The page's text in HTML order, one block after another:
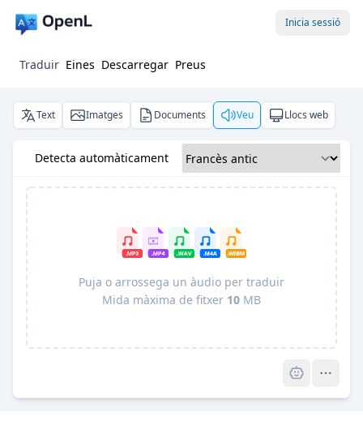
Inicia sessió
Traduir Eines Descarregar Preus
Text Imatges Documents Veu Llocs web
Detecta automàticament
Puja o arrossega un àudio per traduir
Mida màxima de fitxer 10 MB